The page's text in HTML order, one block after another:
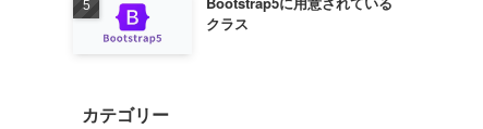
クラス
カテゴリー